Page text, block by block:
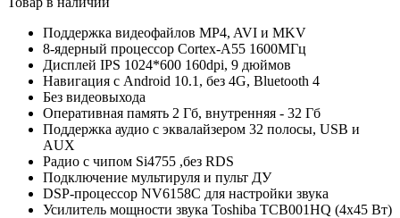
Поддержка видеофайлов MP4, AVI и MKV
8-ядерный процессор Cortex-A55 1600МГц
Дисплей IPS 1024*600 160dpi, 9 дюймов
Навигация с Android 10.1, без 4G, Bluetooth 4
Без видеовыхода
Оперативная память 2 Гб, внутренняя - 32 Гб
Поддержка аудио с эквалайзером 32 полосы, USB и
AUX
Радио с чипом Si4755 ,без RDS
Подключение мультируля и пульт ДУ
DSP-процессор NV6158С для настройки звука
Усилитель мощности звука Toshiba TCB001HQ (4x45 Вт)